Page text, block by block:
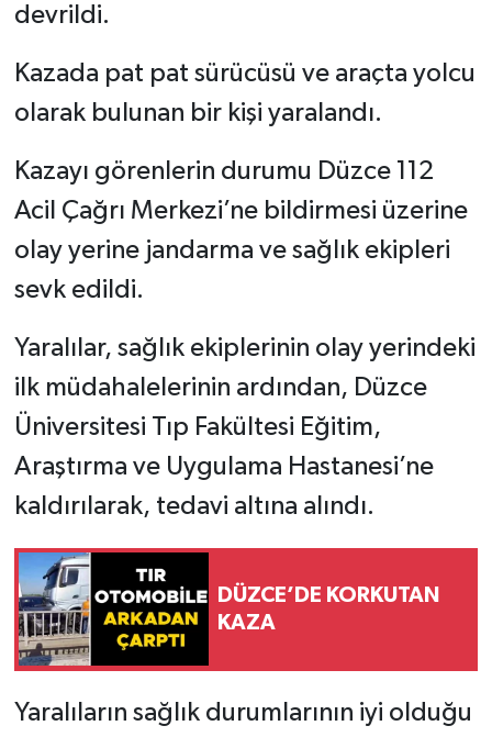
devrildi.
Kazada pat pat sürücüsü ve araçta yolcu
olarak bulunan bir kişi yaralandı.
Kazayı görenlerin durumu Düzce 112
Acil Çağrı Merkezi’ne bildirmesi üzerine
olay yerine jandarma ve sağlık ekipleri
sevk edildi.
Yaralılar, sağlık ekiplerinin olay yerindeki
ilk müdahalelerinin ardından, Düzce
Üniversitesi Tıp Fakültesi Eğitim,
Araştırma ve Uygulama Hastanesi’ne
kaldırılarak, tedavi altına alındı.
DÜZCE’DE KORKUTAN
KAZA
Yaralıların sağlık durumlarının iyi olduğu